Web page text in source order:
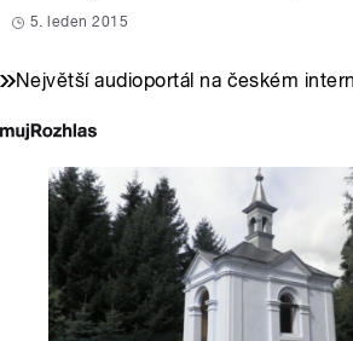
5. leden 2015
Největší audioportál na českém